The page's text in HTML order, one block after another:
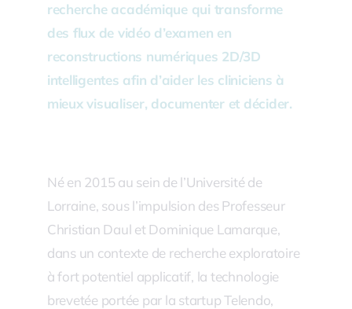
recherche académique qui transforme
des flux de vidéo d’examen en
reconstructions numériques 2D/3D
intelligentes afin d’aider les cliniciens à
mieux visualiser, documenter et décider.
Né en 2015 au sein de l’Université de
Lorraine, sous l’impulsion des Professeur
Christian Daul et Dominique Lamarque,
dans un contexte de recherche exploratoire
à fort potentiel applicatif, la technologie
brevetée portée par la startup Telendo,